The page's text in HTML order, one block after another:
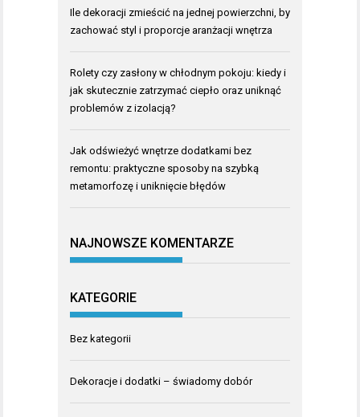
Ile dekoracji zmieścić na jednej powierzchni, by
zachować styl i proporcje aranżacji wnętrza
Rolety czy zasłony w chłodnym pokoju: kiedy i
jak skutecznie zatrzymać ciepło oraz uniknąć
problemów z izolacją?
Jak odświeżyć wnętrze dodatkami bez
remontu: praktyczne sposoby na szybką
metamorfozę i uniknięcie błędów
NAJNOWSZE KOMENTARZE
KATEGORIE
Bez kategorii
Dekoracje i dodatki – świadomy dobór